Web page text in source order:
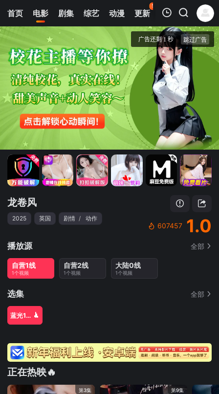
首页 电影 剧集 综艺 动漫 更新
50
热榜 APP
我的观影记录
蓝光1080P
龙卷风
清空
龙卷风
2025 英国 剧情 / 动作
607457 1.0
播放源 全部
自营1线
1个视频
自营2线
1个视频
大陆0线
1个视频
选集 全部
蓝光1080P
正在热映🔥
第3集 第9集